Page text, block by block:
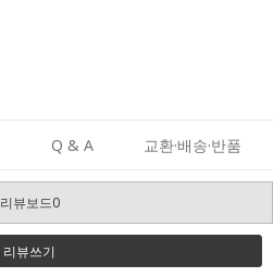
Q & A 교환·배송·반품
리뷰보드0
리뷰쓰기